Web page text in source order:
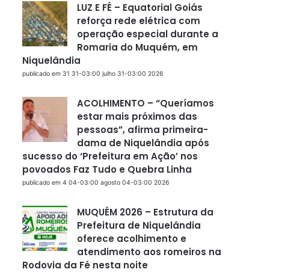
LUZ E FÉ – Equatorial Goiás
reforça rede elétrica com
operação especial durante a
Romaria do Muquém, em
Niquelândia
publicado em 31 31-03:00 julho 31-03:00 2026
ACOLHIMENTO – “Queríamos
estar mais próximos das
pessoas”, afirma primeira-
dama de Niquelândia após
sucesso do ‘Prefeitura em Ação’ nos
povoados Faz Tudo e Quebra Linha
publicado em 4 04-03:00 agosto 04-03:00 2026
MUQUÉM 2026 – Estrutura da
Prefeitura de Niquelândia
oferece acolhimento e
atendimento aos romeiros na
Rodovia da Fé nesta noite